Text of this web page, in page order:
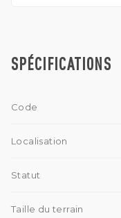
SPÉCIFICATIONS
Code
Localisation
Statut
Taille du terrain